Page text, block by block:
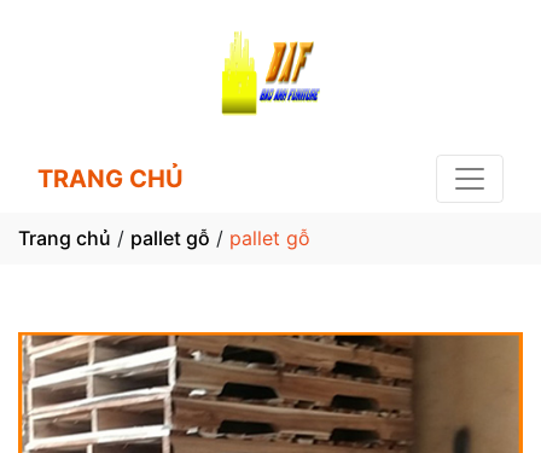
TRANG CHỦ
Trang chủ / pallet gỗ / pallet gỗ